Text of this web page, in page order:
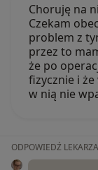
Choruję na
Czekam
problem z
przez to
że po
fizycznie i
w nią nie
ODPOWIEDŹ